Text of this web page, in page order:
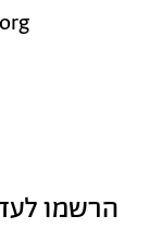
הרשמו